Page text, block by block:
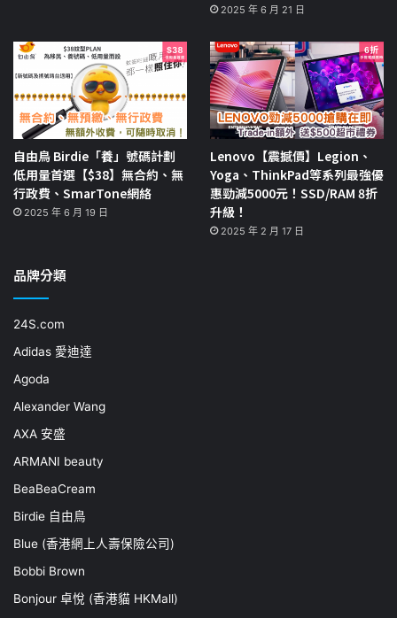
2025 年 6 月 21 日
自由鳥 Birdie「養」號碼計劃
低用量首選【$38】無合約、無
行政費、SmarTone網絡
2025 年 6 月 19 日
Lenovo【震撼價】Legion、
Yoga、ThinkPad等系列最強優
惠勁減5000元！SSD/RAM 8折
升級！
2025 年 2 月 17 日
品牌分類
24S.com
Adidas 愛迪達
Agoda
Alexander Wang
AXA 安盛
ARMANI beauty
BeaBeaCream
Birdie 自由鳥
Blue (香港網上人壽保險公司)
Bobbi Brown
Bonjour 卓悅 (香港貓 HKMall)